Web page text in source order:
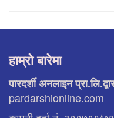
हाम्रो बारेमा
पारदर्शी अनलाइन
pardarshionline.com